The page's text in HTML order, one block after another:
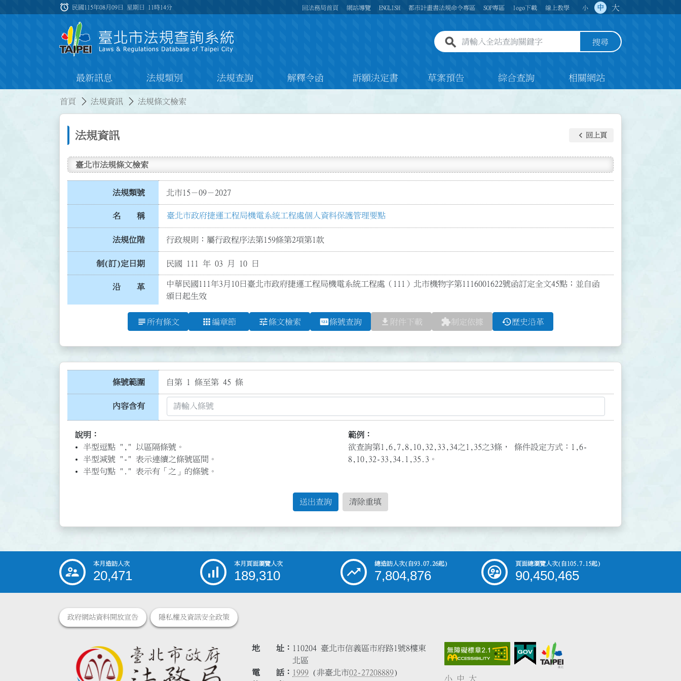
:::
alarm 民國115年08月09日 星期日 11時14分 回法務局首頁 網站導覽 ENGLISH 都市計畫書法規命令專區 SOP專區 logo下載 線上教學 小 中 大
全站查詢關鍵字欄位 搜尋
最新訊息 法規類別 法規查詢 解釋令函 訴願決定書 草案預告 綜合查詢 相關網站
首頁 法規資訊 法規條文檢索
法規資訊 keyboard_arrow_left 回上頁
臺北市法規條文檢索
法規類號 北市15－09－2027
名 稱 臺北市政府捷運工程局機電系統工程處個人資料保護管理要點
法規位階 行政規則：屬行政程序法第159條第2項第1款
制(訂)定日期 民國 111 年 03 月 10 日
沿 革
中華民國111年3月10日臺北市政府捷運工程局機電系統工程處（111）北市機物字第1116001622號函訂定全文45點；並自函
頒日起生效
subject 所有條文 apps 編章節 tune條文檢索 pin條號查詢 file_download 附件下載 extension制定依據 history歷史沿革
條號範圍 自第 1 條至第 45 條
內容含有
說明：
半型逗點 "," 以區隔條號。
半型減號 "-" 表示連續之條號區間。
半型句點 "." 表示有「之」的條號。
範例：
欲查詢第1,6,7,8,10,32,33,34之1,35之3條， 條件設定方式：1,6-
8,10,32-33,34.1,35.3。
送出查詢 清除重填
::: 本月造訪人次
20,471
本月頁面瀏覽人次
189,310
總造訪人次(自93.07.26起)
7,804,876
頁面總瀏覽人次(自105.7.15起)
90,450,465
政府網站資料開放宣告 隱私權及資訊安全政策
地 址
110204 臺北市信義區市府路1號8樓東
北區
電 話
1999 (非臺北市02-27208889)
小 中 大